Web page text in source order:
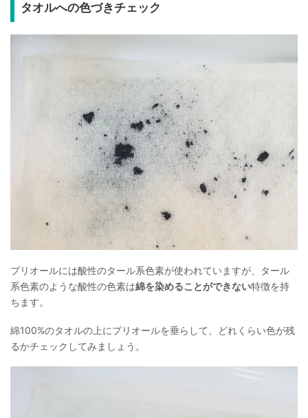
タオルへの色づきチェック
プリオールには酸性のタール系色素が使われていますが、タール
系色素のような酸性の色素は綿を染めることができない特徴を持
ちます。
綿100%のタオルの上にプリオールを垂らして、どれくらい色が残
るかチェックしてみましょう。